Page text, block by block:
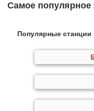
Самое популярное
Популярные